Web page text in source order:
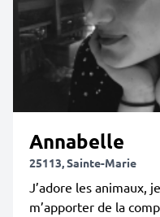
Annabelle
25113, Sainte-Marie
J’adore les animaux,
m’apporter de la